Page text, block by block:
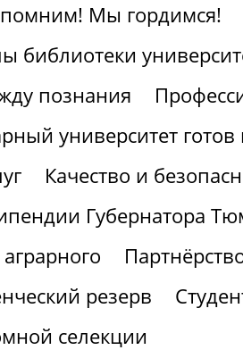
Мы гордимся!
библиотеки
познания
университет
Качество и
Губернатора
резерв
селекции